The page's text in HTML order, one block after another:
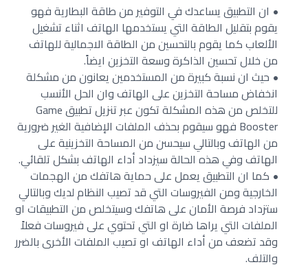
ان التطبيق يساعدك في التوفير من طاقة البطارية فهو
يقوم بتقليل الطاقة التي يستخدمها الهاتف اثناء تشغيل
الألعاب كما يقوم بالتحسين من الطاقة الاجمالية للهاتف
من خلال تحسين الذاكرة وسعة التخزين ايضاً.
حيث ان نسبة كبيرة من المستخدمين يعانون من مشكلة
انخفاض مساحة التخزين على الهاتف وان الحل الأنسب
للتخلص من هذه المشكلة تكون عبر تنزيل تطبيق Game
Booster فهو سيقوم بحذف الملفات الإضافية الغير ضرورية
من الهاتف وبالتالي سيحسن من المساحة التخزينية على
الهاتف وفي هذه الحالة سيزداد أداء الهاتف بشكل تلقائي.
كما ان التطبيق يعمل على حماية هاتفك من الهجمات
الخارجية ومن الفيروسات التي قد تصيب النظام لديك وبالتالي
ستزداد فرصة الأمان على هاتفك وسيتخلص من التطبيقات او
الملفات التي يراها ضارة او التي تحتوي على فيروسات فعلاً
وقد تضعف من أداء الهاتف او تصيب الملفات الأخرى بالضرر
والتلف.